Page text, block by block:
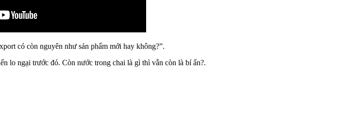
có còn nguyên như sản phẩm mới hay không?”.
lo ngại trước đó. Còn nước trong chai là gì thì vẫn còn là bí ẩn?.